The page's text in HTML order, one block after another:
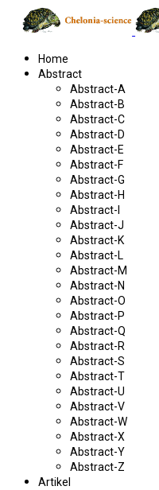
Home
Abstract
Abstract-A
Abstract-B
Abstract-C
Abstract-D
Abstract-E
Abstract-F
Abstract-G
Abstract-H
Abstract-I
Abstract-J
Abstract-K
Abstract-L
Abstract-M
Abstract-N
Abstract-O
Abstract-P
Abstract-Q
Abstract-R
Abstract-S
Abstract-T
Abstract-U
Abstract-V
Abstract-W
Abstract-X
Abstract-Y
Abstract-Z
Artikel